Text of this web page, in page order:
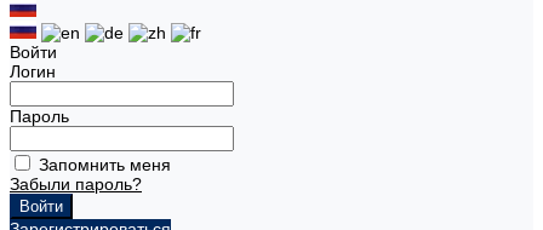
Войти
Логин
Пароль
Запомнить меня
Забыли пароль?